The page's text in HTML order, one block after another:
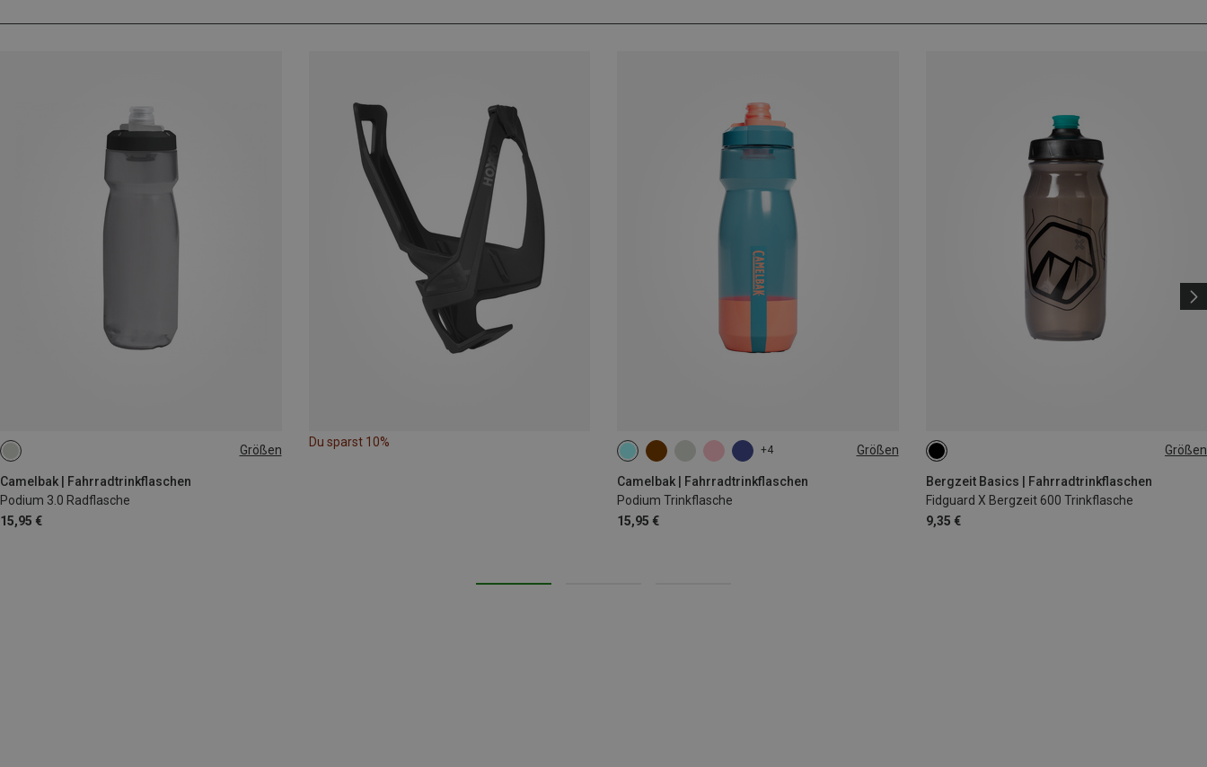
Größen
Camelbak | Fahrradtrinkflaschen
Podium 3.0 Radflasche
15,95 €
0.71L
Du sparst 10%
+4 Größen
Camelbak | Fahrradtrinkflaschen
Podium Trinkflasche
15,95 €
0.71L Größen
Bergzeit Basics | Fahrradtrinkflaschen
Fidguard X Bergzeit 600 Trinkflasche
9,35 €
0.6L